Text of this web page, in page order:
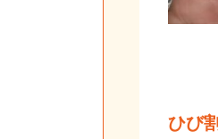
ひび